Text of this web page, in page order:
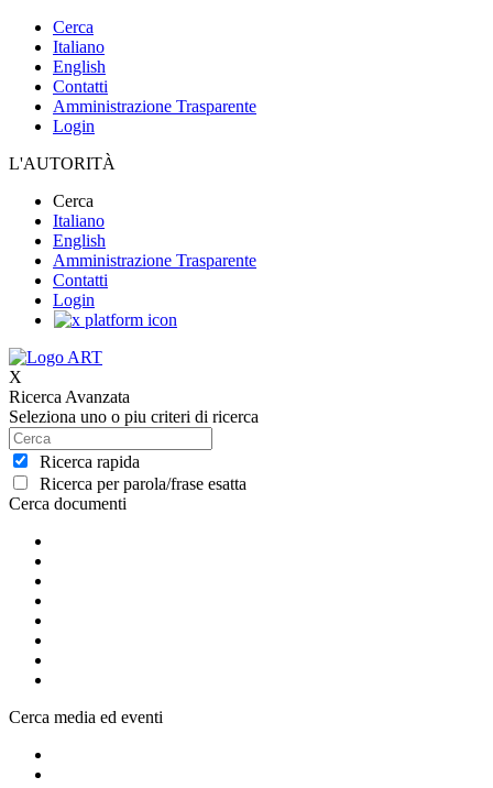
Cerca
Italiano
English
Contatti
Amministrazione Trasparente
Login
L'AUTORITÀ
Cerca
Italiano
English
Amministrazione Trasparente
Contatti
Login
X
Ricerca Avanzata
Seleziona uno o piu criteri di ricerca
Ricerca rapida
Ricerca per parola/frase esatta
Cerca documenti
Cerca media ed eventi